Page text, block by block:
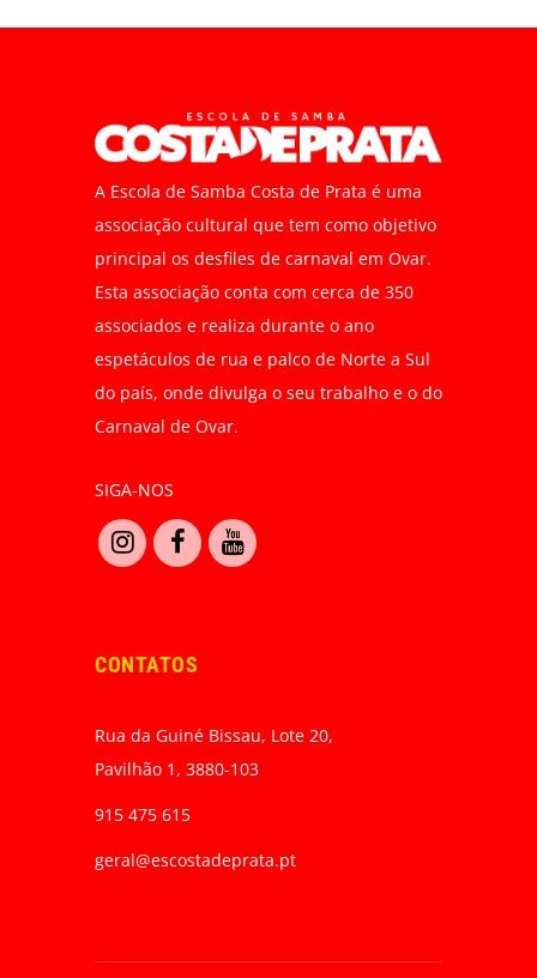
A Escola de Samba Costa de Prata é uma
associação cultural que tem como objetivo
principal os desfiles de carnaval em Ovar.
Esta associação conta com cerca de 350
associados e realiza durante o ano
espetáculos de rua e palco de Norte a Sul
do país, onde divulga o seu trabalho e o do
Carnaval de Ovar.
SIGA-NOS
CONTATOS
Rua da Guiné Bissau, Lote 20,
Pavilhão 1, 3880-103
915 475 615
geral@escostadeprata.pt